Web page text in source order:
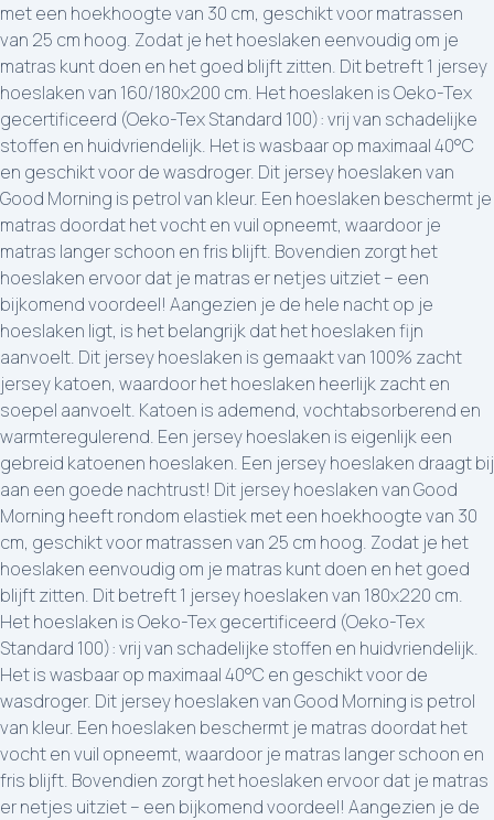
met een hoekhoogte van 30 cm, geschikt voor matrassen
van 25 cm hoog. Zodat je het hoeslaken eenvoudig om je
matras kunt doen en het goed blijft zitten. Dit betreft 1 jersey
hoeslaken van 160/180x200 cm. Het hoeslaken is Oeko-Tex
gecertificeerd (Oeko-Tex Standard 100): vrij van schadelijke
stoffen en huidvriendelijk. Het is wasbaar op maximaal 40°C
en geschikt voor de wasdroger. Dit jersey hoeslaken van
Good Morning is petrol van kleur. Een hoeslaken beschermt je
matras doordat het vocht en vuil opneemt, waardoor je
matras langer schoon en fris blijft. Bovendien zorgt het
hoeslaken ervoor dat je matras er netjes uitziet – een
bijkomend voordeel! Aangezien je de hele nacht op je
hoeslaken ligt, is het belangrijk dat het hoeslaken fijn
aanvoelt. Dit jersey hoeslaken is gemaakt van 100% zacht
jersey katoen, waardoor het hoeslaken heerlijk zacht en
soepel aanvoelt. Katoen is ademend, vochtabsorberend en
warmteregulerend. Een jersey hoeslaken is eigenlijk een
gebreid katoenen hoeslaken. Een jersey hoeslaken draagt bij
aan een goede nachtrust! Dit jersey hoeslaken van Good
Morning heeft rondom elastiek met een hoekhoogte van 30
cm, geschikt voor matrassen van 25 cm hoog. Zodat je het
hoeslaken eenvoudig om je matras kunt doen en het goed
blijft zitten. Dit betreft 1 jersey hoeslaken van 180x220 cm.
Het hoeslaken is Oeko-Tex gecertificeerd (Oeko-Tex
Standard 100): vrij van schadelijke stoffen en huidvriendelijk.
Het is wasbaar op maximaal 40°C en geschikt voor de
wasdroger. Dit jersey hoeslaken van Good Morning is petrol
van kleur. Een hoeslaken beschermt je matras doordat het
vocht en vuil opneemt, waardoor je matras langer schoon en
fris blijft. Bovendien zorgt het hoeslaken ervoor dat je matras
er netjes uitziet – een bijkomend voordeel! Aangezien je de